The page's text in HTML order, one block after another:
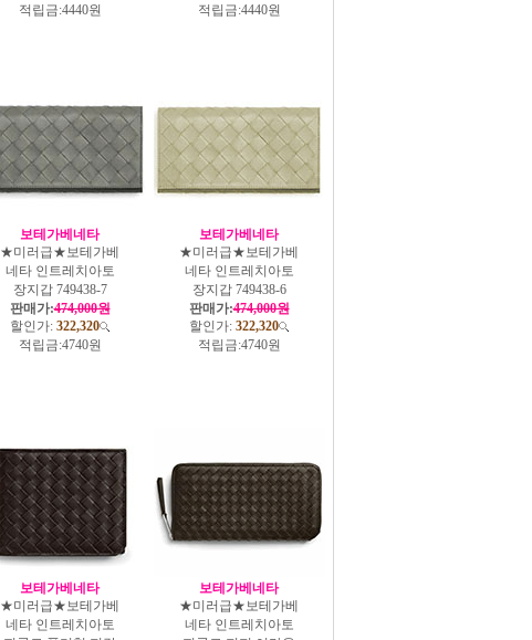
적립금:4440원
적립금:4440원
보테가베네타
★미러급★보테가베
네타 인트레치아토
장지갑 749438-7
판매가:474,000원
할인가: 322,320
적립금:4740원
보테가베네타
★미러급★보테가베
네타 인트레치아토
장지갑 749438-6
판매가:474,000원
할인가: 322,320
적립금:4740원
보테가베네타
★미러급★보테가베
네타 인트레치아토
보테가베네타
★미러급★보테가베
네타 인트레치아토